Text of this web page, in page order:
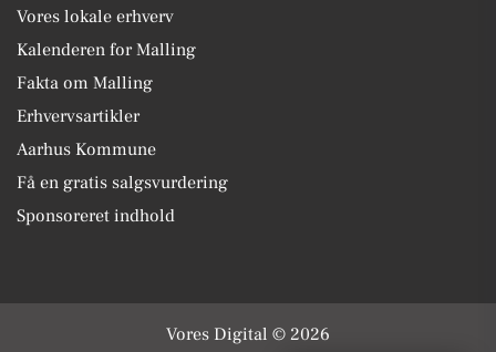
Vores lokale erhverv
Kalenderen for Malling
Fakta om Malling
Erhvervsartikler
Aarhus Kommune
Få en gratis salgsvurdering
Sponsoreret indhold
Vores Digital © 2026